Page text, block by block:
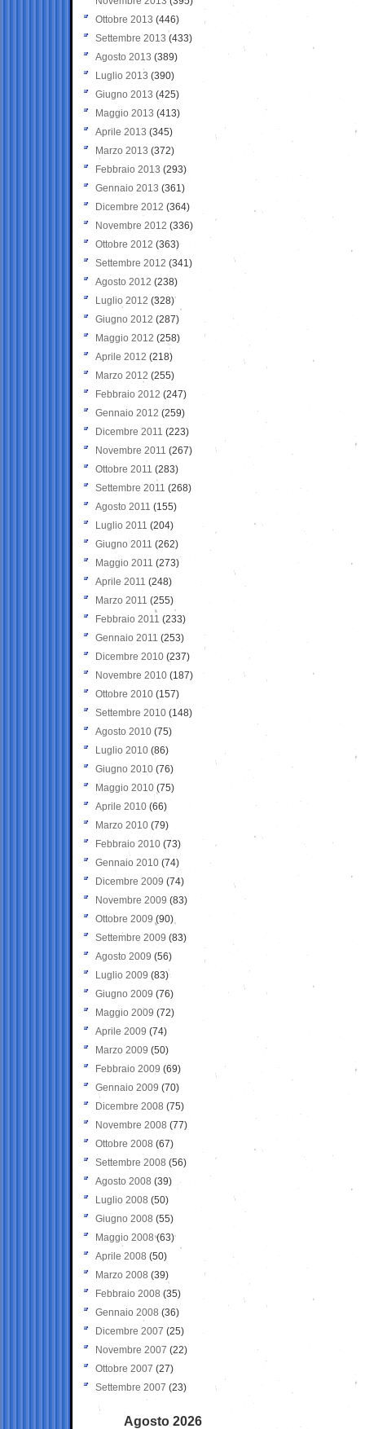
Ottobre 2013 (446)
Settembre 2013 (433)
Agosto 2013 (389)
Luglio 2013 (390)
Giugno 2013 (425)
Maggio 2013 (413)
Aprile 2013 (345)
Marzo 2013 (372)
Febbraio 2013 (293)
Gennaio 2013 (361)
Dicembre 2012 (364)
Novembre 2012 (336)
Ottobre 2012 (363)
Settembre 2012 (341)
Agosto 2012 (238)
Luglio 2012 (328)
Giugno 2012 (287)
Maggio 2012 (258)
Aprile 2012 (218)
Marzo 2012 (255)
Febbraio 2012 (247)
Gennaio 2012 (259)
Dicembre 2011 (223)
Novembre 2011 (267)
Ottobre 2011 (283)
Settembre 2011 (268)
Agosto 2011 (155)
Luglio 2011 (204)
Giugno 2011 (262)
Maggio 2011 (273)
Aprile 2011 (248)
Marzo 2011 (255)
Febbraio 2011 (233)
Gennaio 2011 (253)
Dicembre 2010 (237)
Novembre 2010 (187)
Ottobre 2010 (157)
Settembre 2010 (148)
Agosto 2010 (75)
Luglio 2010 (86)
Giugno 2010 (76)
Maggio 2010 (75)
Aprile 2010 (66)
Marzo 2010 (79)
Febbraio 2010 (73)
Gennaio 2010 (74)
Dicembre 2009 (74)
Novembre 2009 (83)
Ottobre 2009 (90)
Settembre 2009 (83)
Agosto 2009 (56)
Luglio 2009 (83)
Giugno 2009 (76)
Maggio 2009 (72)
Aprile 2009 (74)
Marzo 2009 (50)
Febbraio 2009 (69)
Gennaio 2009 (70)
Dicembre 2008 (75)
Novembre 2008 (77)
Ottobre 2008 (67)
Settembre 2008 (56)
Agosto 2008 (39)
Luglio 2008 (50)
Giugno 2008 (55)
Maggio 2008(63)
Aprile 2008 (50)
Marzo 2008 (39)
Febbraio 2008 (35)
Gennaio 2008 (36)
Dicembre 2007 (25)
Novembre 2007 (22)
Ottobre 2007 (27)
Settembre 2007 (23)
Agosto 2026